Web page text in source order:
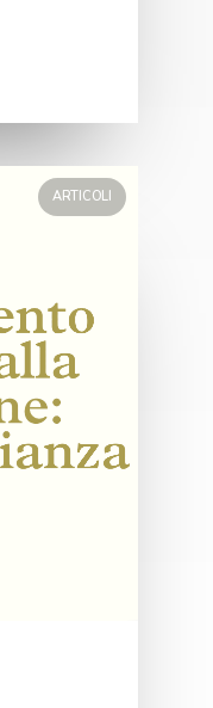
ARTICOLI